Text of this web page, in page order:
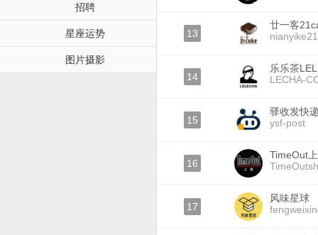
招聘
星座运势
图片摄影
13
廿一客
14
乐乐茶
LECHA-
15
驿收发快
ysf-post
16
TimeOut
17
风味星球